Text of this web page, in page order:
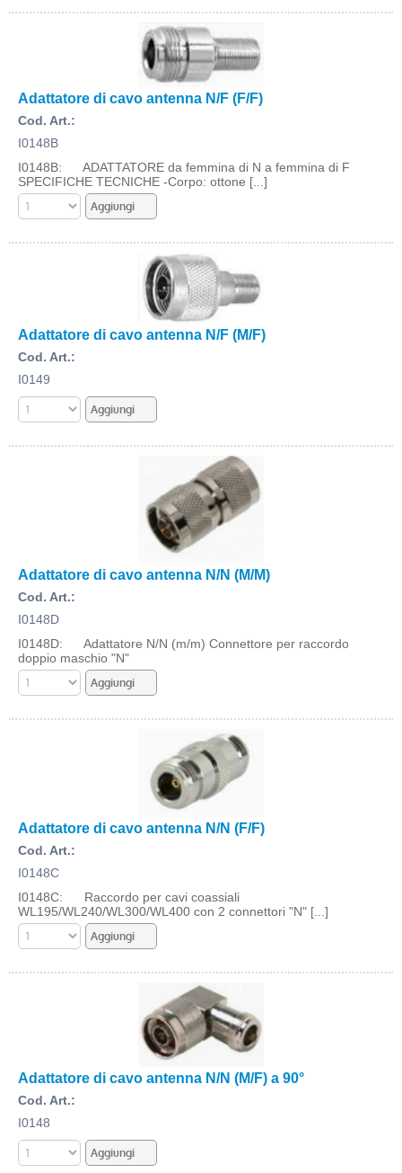
Adattatore di cavo antenna N/F (F/F)
Cod. Art.:
I0148B
I0148B: ADATTATORE da femmina di N a femmina di F
SPECIFICHE TECNICHE -Corpo: ottone [...]
Adattatore di cavo antenna N/F (M/F)
Cod. Art.:
I0149
Adattatore di cavo antenna N/N (M/M)
Cod. Art.:
I0148D
I0148D: Adattatore N/N (m/m) Connettore per raccordo
doppio maschio "N"
Adattatore di cavo antenna N/N (F/F)
Cod. Art.:
I0148C
I0148C: Raccordo per cavi coassiali
WL195/WL240/WL300/WL400 con 2 connettori "N" [...]
Adattatore di cavo antenna N/N (M/F) a 90°
Cod. Art.:
I0148